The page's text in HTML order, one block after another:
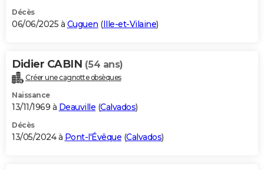
Décès
06/06/2025 à Cuguen (Ille-et-Vilaine)
Didier CABIN (54 ans)
Créer une cagnotte obsèques
Naissance
13/11/1969 à Deauville (Calvados)
Décès
13/05/2024 à Pont-l'Évêque (Calvados)